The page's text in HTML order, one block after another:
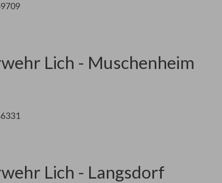
Lich - Muschenheim
Lich - Langsdorf